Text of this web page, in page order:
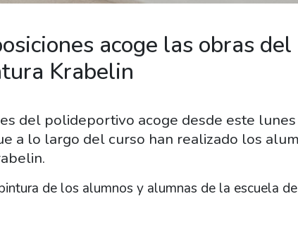
acoge las obras
Krabelin
del polideportivo acoge desde este
a lo largo del curso han realizado los
de los alumnos y alumnas de la escuela